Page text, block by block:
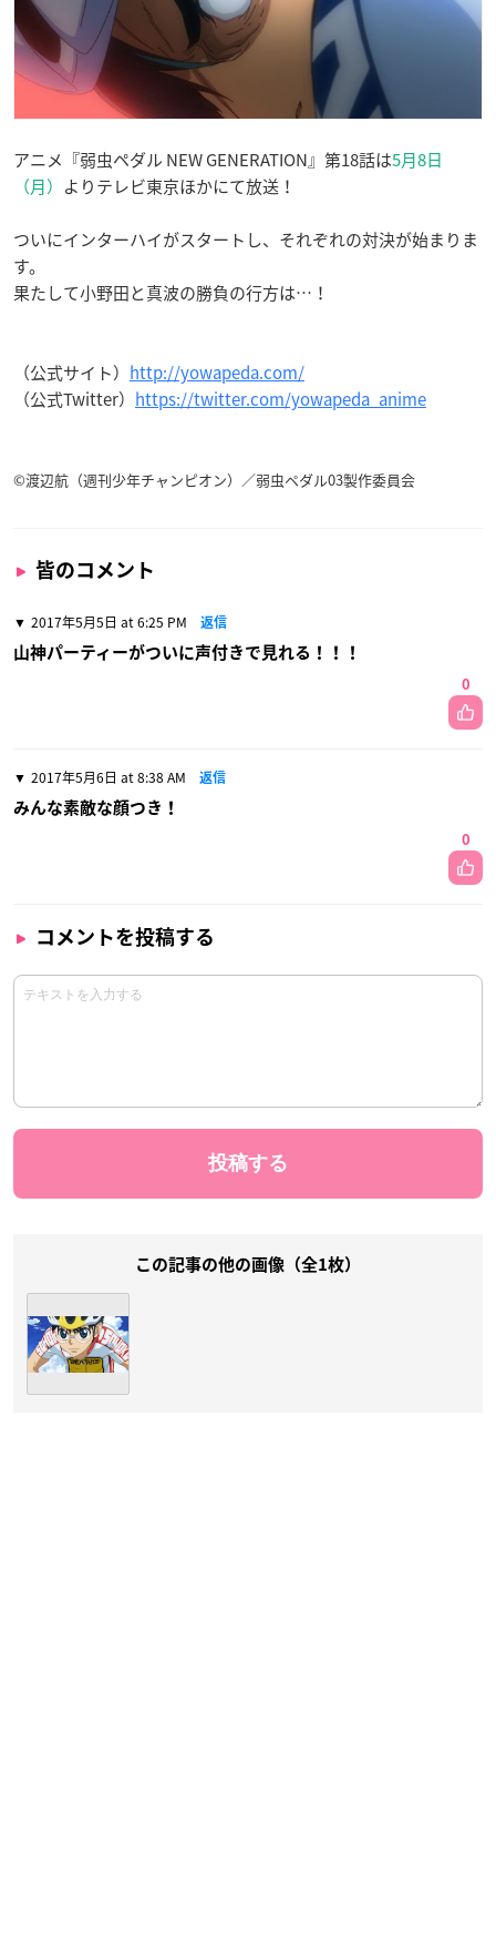
アニメ『弱虫ペダル NEW GENERATION』第18話は5月8日
（月） よりテレビ東京ほかにて放送！
ついにインターハイがスタートし、それぞれの対決が始まりま
す。
果たして小野田と真波の勝負の行方は…！
（公式サイト） http://yowapeda.com/
（公式Twitter） https://twitter.com/yowapeda_anime
©渡辺航（週刊少年チャンピオン）／弱虫ペダル03製作委員会
皆のコメント
2017年5月5日 at 6:25 PM 返信
山神パーティーがついに声付きで見れる！！！
0
2017年5月6日 at 8:38 AM 返信
みんな素敵な顔つき！
0
コメントを投稿する
この記事の他の画像（全1枚）